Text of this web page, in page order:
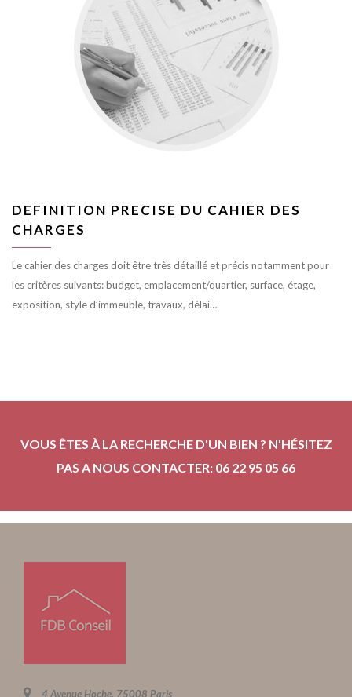
DEFINITION PRECISE DU CAHIER DES
CHARGES
Le cahier des charges doit être très détaillé et précis notamment pour
les critères suivants: budget, emplacement/quartier, surface, étage,
exposition, style d’immeuble, travaux, délai…
VOUS ÊTES À LA RECHERCHE D'UN BIEN ? N'HÉSITEZ
PAS A NOUS CONTACTER: 06 22 95 05 66
4 Avenue Hoche, 75008 Paris